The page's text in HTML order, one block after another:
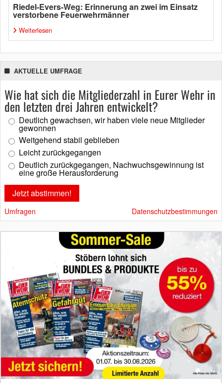
Riedel-Evers-Weg: Erinnerung an zwei im Einsatz
verstorbene Feuerwehrmänner
Weiterlesen
AKTUELLE UMFRAGE
Wie hat sich die Mitgliederzahl in Eurer Wehr in
den letzten drei Jahren entwickelt?
Deutlich gewachsen, wir haben viele neue Mitglieder
gewonnen
Weitgehend stabil geblieben
Leicht zurückgegangen
Deutlich zurückgegangen, Nachwuchsgewinnung ist
eine große Herausforderung
Umfragen Datenschutzbestimmungen